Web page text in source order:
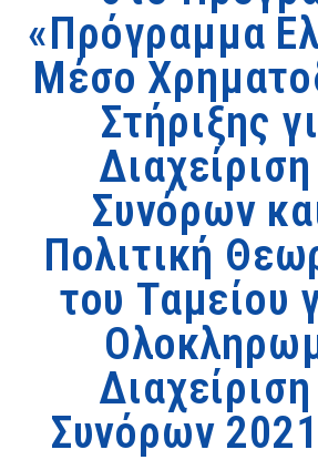
«Πρόγραμμα
Μέσο
Στήριξης
Συνόρων
Πολιτική
του Ταμείου
Συνόρων